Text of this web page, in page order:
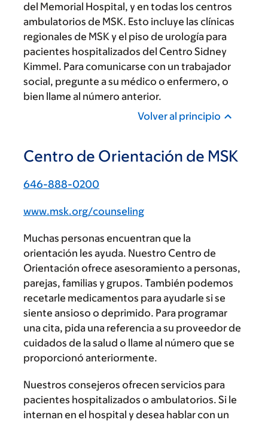
del Memorial Hospital, y en todas los centros
ambulatorios de MSK. Esto incluye las clínicas
regionales de MSK y el piso de urología para
pacientes hospitalizados del Centro Sidney
Kimmel. Para comunicarse con un trabajador
social, pregunte a su médico o enfermero, o
bien llame al número anterior.
Volver al principio
Centro de Orientación de MSK
646-888-0200
www.msk.org/counseling
Muchas personas encuentran que la
orientación les ayuda. Nuestro Centro de
Orientación ofrece asesoramiento a personas,
parejas, familias y grupos. También podemos
recetarle medicamentos para ayudarle si se
siente ansioso o deprimido. Para programar
una cita, pida una referencia a su proveedor de
cuidados de la salud o llame al número que se
proporcionó anteriormente.
Nuestros consejeros ofrecen servicios para
pacientes hospitalizados o ambulatorios. Si le
internan en el hospital y desea hablar con un